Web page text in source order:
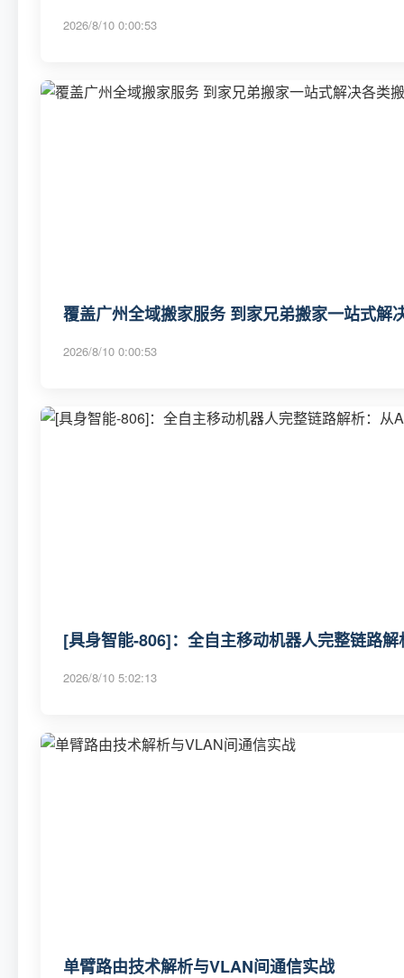
2026/8/10 0:00:53
覆盖广州全域搬家服务 到家兄弟搬家一站式解
2026/8/10 0:00:53
[具身智能-806]：全自主移动机器人完整链路
2026/8/10 5:02:13
单臂路由技术解析与VLAN间通信实战